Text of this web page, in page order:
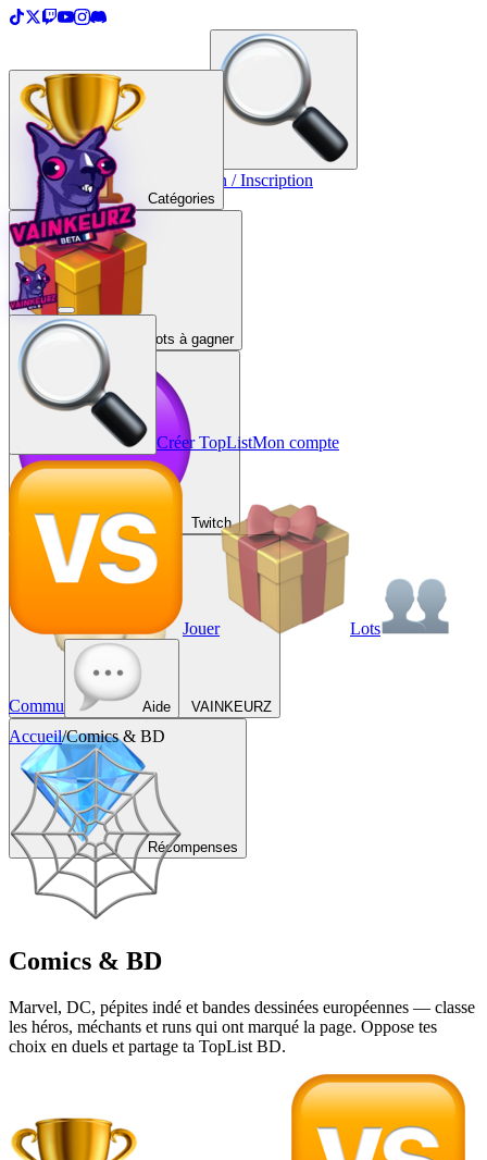
Créer une TopList Connexion / Inscription
Catégories
Lots à gagner
Twitch
VAINKEURZ
Récompenses
Créer TopListMon compte
Jouer Lots
Commu Aide
Accueil/Comics & BD
Comics & BD
Marvel, DC, pépites indé et bandes dessinées européennes — classe
les héros, méchants et runs qui ont marqué la page. Oppose tes
choix en duels et partage ta TopList BD.